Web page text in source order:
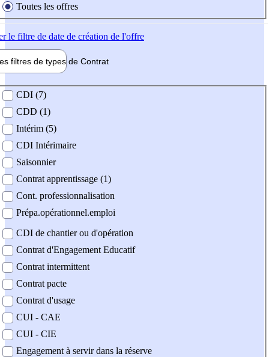
Toutes les offres
le filtre de date de création de l'offre
filtres de types de Contrat
contrat
CDI (7)
CDD (1)
Intérim (5)
CDI Intérimaire
Saisonnier
Contrat apprentissage (1)
Cont. professionnalisation
Prépa.opérationnel.emploi
CDI de chantier ou d'opération
Contrat d'Engagement Educatif
Contrat intermittent
Contrat pacte
Contrat d'usage
CUI - CAE
CUI - CIE
Engagement à servir dans la réserve